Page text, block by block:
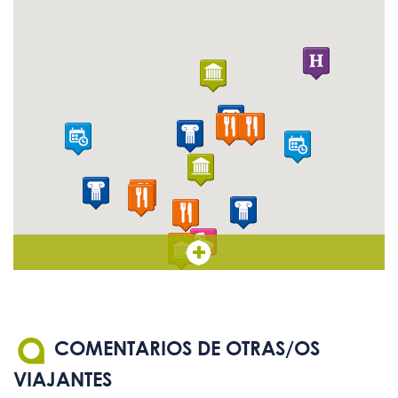
Ascensor con botones en
Braille
COMENTARIOS DE OTRAS/OS
VIAJANTES